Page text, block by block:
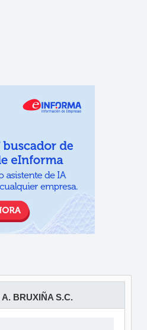
A. BRUXIÑA S.C.